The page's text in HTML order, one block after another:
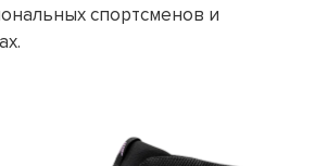
спортсменов и